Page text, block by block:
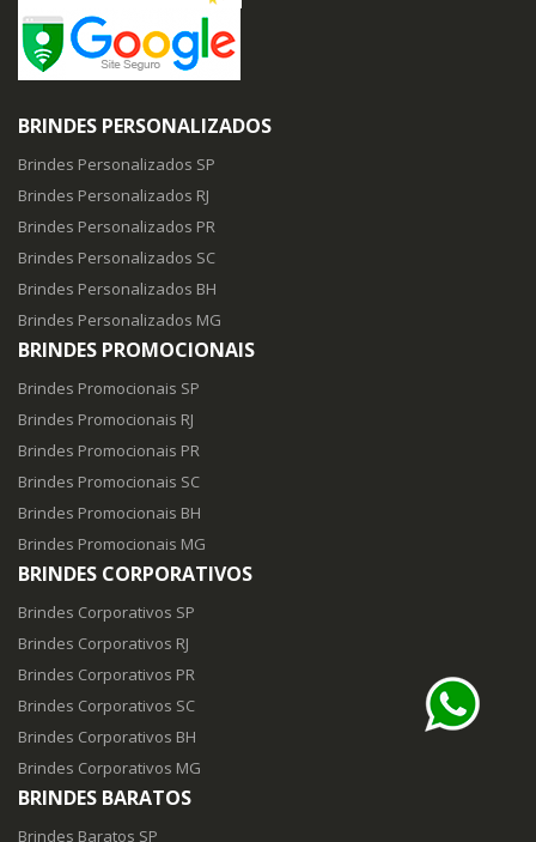
BRINDES PERSONALIZADOS
Brindes Personalizados SP
Brindes Personalizados RJ
Brindes Personalizados PR
Brindes Personalizados SC
Brindes Personalizados BH
Brindes Personalizados MG
BRINDES PROMOCIONAIS
Brindes Promocionais SP
Brindes Promocionais RJ
Brindes Promocionais PR
Brindes Promocionais SC
Brindes Promocionais BH
Brindes Promocionais MG
BRINDES CORPORATIVOS
Brindes Corporativos SP
Brindes Corporativos RJ
Brindes Corporativos PR
Brindes Corporativos SC
Brindes Corporativos BH
Brindes Corporativos MG
BRINDES BARATOS
Brindes Baratos SP